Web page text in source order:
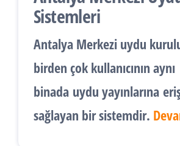
Sistemleri
Antalya Merkezi uydu
birden çok kullanıcının aynı
binada uydu yayınlarına
sağlayan bir sistemdir.